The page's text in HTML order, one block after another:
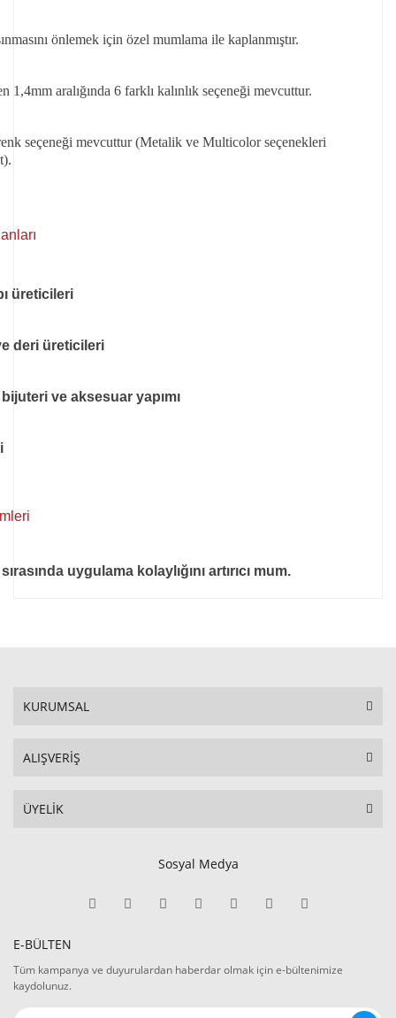
önlemek için özel mumlama ile kaplanmıştır.
1,4mm aralığında 6 farklı kalınlık seçeneği mevcuttur.
seçeneği mevcuttur (Metalik ve Multicolor seçenekleri
üreticileri
deri üreticileri
ve aksesuar yapımı
uygulama kolaylığını artırıcı mum.
KURUMSAL
ALIŞVERİŞ
ÜYELİK
Sosyal Medya
E-BÜLTEN
Tüm kampanya ve duyurulardan haberdar olmak için e-bültenimize
kaydolunuz.